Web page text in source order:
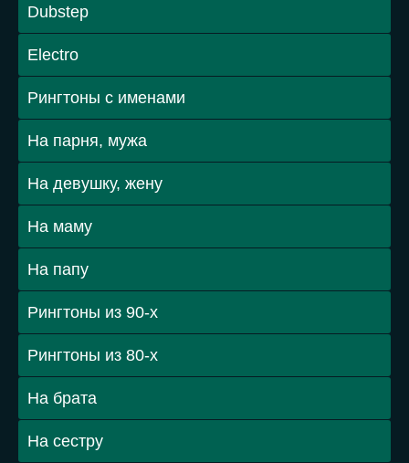
Звуковые эффекты
Клубные рингтоны
Красивые мелодии
Мелодии на будильник
Музыка из рекламы
Прикольные рингтоны
Популярные рингтоны
Новинки рингтонов
Trap
Рок
Dubstep